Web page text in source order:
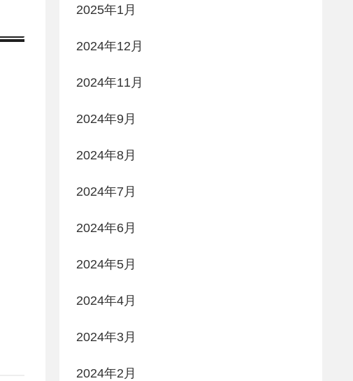
2025年1月
2024年12月
2024年11月
2024年9月
2024年8月
2024年7月
2024年6月
2024年5月
2024年4月
2024年3月
2024年2月